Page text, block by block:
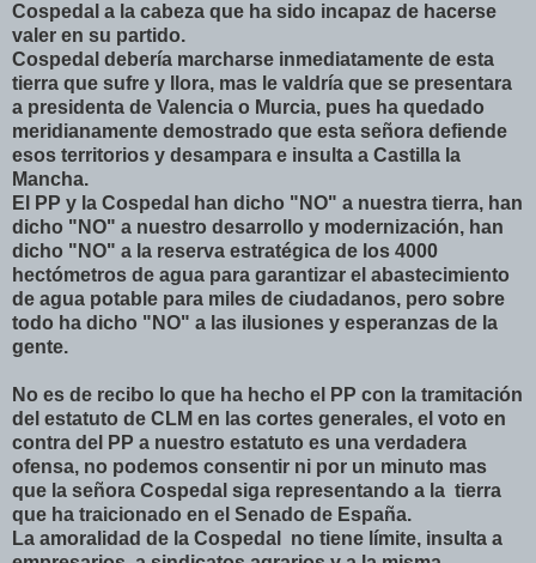
Cospedal a la cabeza que ha sido incapaz de hacerse
valer en su partido.
Cospedal debería marcharse inmediatamente de esta
tierra que sufre y llora, mas le valdría que se presentara
a presidenta de Valencia o Murcia, pues ha quedado
meridianamente demostrado que esta señora defiende
esos territorios y desampara e insulta a Castilla la
Mancha.
El PP y la Cospedal han dicho "NO" a nuestra tierra, han
dicho "NO" a nuestro desarrollo y modernización, han
dicho "NO" a la reserva estratégica de los 4000
hectómetros de agua para garantizar el abastecimiento
de agua potable para miles de ciudadanos, pero sobre
todo ha dicho "NO" a las ilusiones y esperanzas de la
gente.
No es de recibo lo que ha hecho el PP con la tramitación
del estatuto de CLM en las cortes generales, el voto en
contra del PP a nuestro estatuto es una verdadera
ofensa, no podemos consentir ni por un minuto mas
que la señora Cospedal siga representando a la tierra
que ha traicionado en el Senado de España.
La amoralidad de la Cospedal no tiene límite, insulta a